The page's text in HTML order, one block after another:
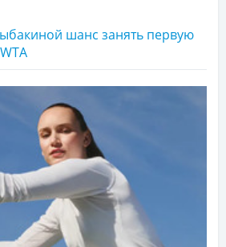
шанс занять первую